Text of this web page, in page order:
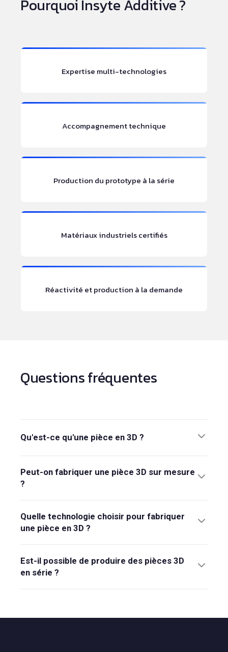
Pourquoi Insyte Additive ?
Expertise multi-technologies
Accompagnement technique
Production du prototype à la série
Matériaux industriels certifiés
Réactivité et production à la demande
Questions fréquentes
Qu'est-ce qu'une pièce en 3D ?
Peut-on fabriquer une pièce 3D sur mesure
?
Quelle technologie choisir pour fabriquer
une pièce en 3D ?
Est-il possible de produire des pièces 3D
en série ?